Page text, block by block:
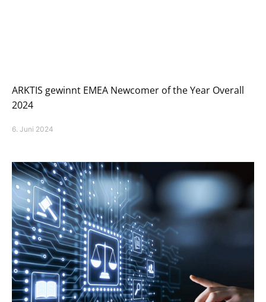
ARKTIS gewinnt EMEA Newcomer of the Year Overall
2024
6. Juni 2024